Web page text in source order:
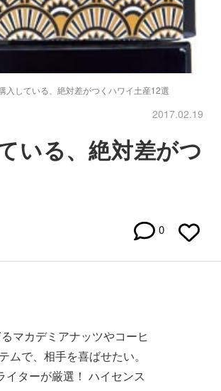
入している、絶対差がつくハワイ土産12選
2017.02.19
いる、絶対差がつ
0
マカデミアナッツやコーヒ
で、相手を喜ばせたい。
ターが厳選！ ハイセンス